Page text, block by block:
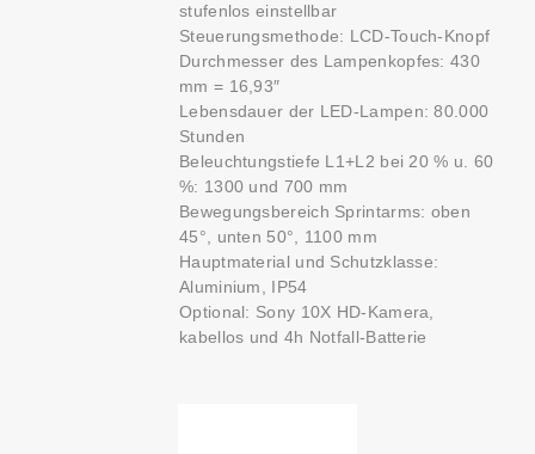
stufenlos einstellbar
Steuerungsmethode: LCD-Touch-Knopf
Durchmesser des Lampenkopfes: 430
mm = 16,93″
Lebensdauer der LED-Lampen: 80.000
Stunden
Beleuchtungstiefe L1+L2 bei 20 % u. 60
%: 1300 und 700 mm
Bewegungsbereich Sprintarms: oben
45°, unten 50°, 1100 mm
Hauptmaterial und Schutzklasse:
Aluminium, IP54
Optional: Sony 10X HD-Kamera,
kabellos und 4h Notfall-Batterie